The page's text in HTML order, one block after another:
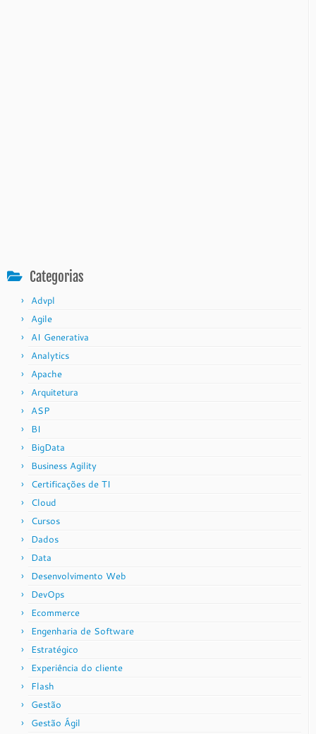
Categorias
Advpl
Agile
AI Generativa
Analytics
Apache
Arquitetura
ASP
BI
BigData
Business Agility
Certificações de TI
Cloud
Cursos
Dados
Data
Desenvolvimento Web
DevOps
Ecommerce
Engenharia de Software
Estratégico
Experiência do cliente
Flash
Gestão
Gestão Ágil